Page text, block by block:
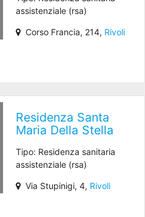
assistenziale (rsa)
Corso Francia, 214, Rivoli
Residenza Santa
Maria Della Stella
Tipo: Residenza sanitaria
assistenziale (rsa)
Via Stupinigi, 4, Rivoli